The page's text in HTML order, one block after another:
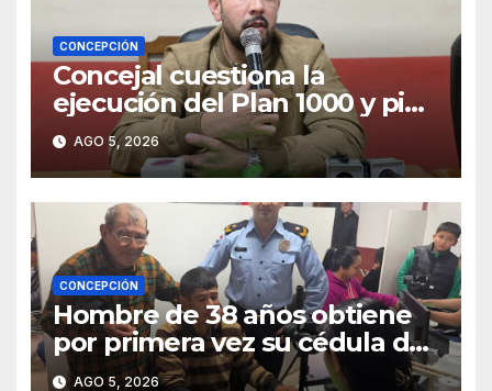
CONCEPCIÓN
Concejal cuestiona la
ejecución del Plan 1000 y pide
mayor participación del
municipio
AGO 5, 2026
CONCEPCIÓN
Hombre de 38 años obtiene
por primera vez su cédula de
identidad en Concepción
AGO 5, 2026